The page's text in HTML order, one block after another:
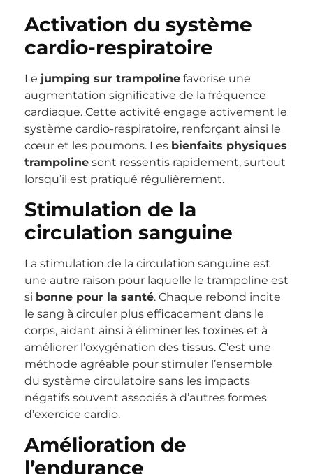
Activation du système
cardio-respiratoire
Le jumping sur trampoline favorise une
augmentation significative de la fréquence
cardiaque. Cette activité engage activement le
système cardio-respiratoire, renforçant ainsi le
cœur et les poumons. Les bienfaits physiques
trampoline sont ressentis rapidement, surtout
lorsqu’il est pratiqué régulièrement.
Stimulation de la
circulation sanguine
La stimulation de la circulation sanguine est
une autre raison pour laquelle le trampoline est
si bonne pour la santé. Chaque rebond incite
le sang à circuler plus efficacement dans le
corps, aidant ainsi à éliminer les toxines et à
améliorer l’oxygénation des tissus. C’est une
méthode agréable pour stimuler l’ensemble
du système circulatoire sans les impacts
négatifs souvent associés à d’autres formes
d’exercice cardio.
Amélioration de
l’endurance